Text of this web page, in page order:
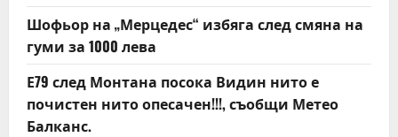
Шофьор на „Мерцедес“ избяга след смяна на
гуми за 1000 лева
Е79 след Монтана посока Видин нито е
почистен нито опесачен!!!, съобщи Метео
Балканс.